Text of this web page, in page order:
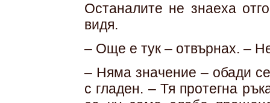
Останалите не знаеха
видя.
– Още е тук – отвърнах. –
– Няма значение – обади
с гладен. – Тя протегна